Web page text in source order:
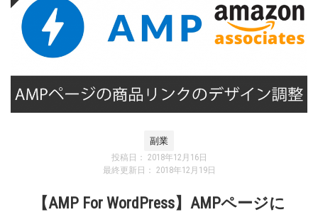
副業
投稿日： 2018年12月16日
最終更新日： 2018年12月19日
【AMP For WordPress】AMPページに